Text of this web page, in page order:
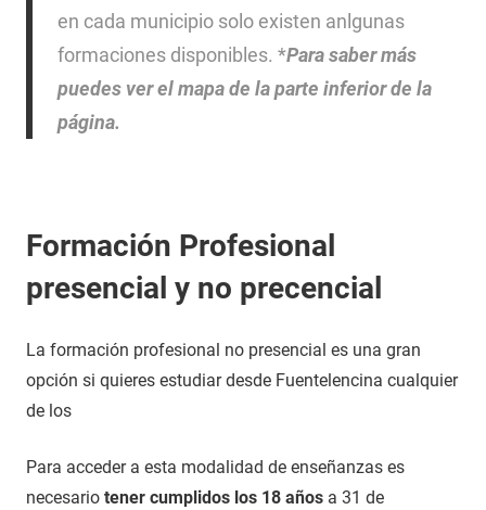
en cada municipio solo existen anlgunas
formaciones disponibles. *Para saber más
puedes ver el mapa de la parte inferior de la
página.
Formación Profesional
presencial y no precencial
La formación profesional no presencial es una gran
opción si quieres estudiar desde Fuentelencina cualquier
de los
Para acceder a esta modalidad de enseñanzas es
necesario tener cumplidos los 18 años a 31 de